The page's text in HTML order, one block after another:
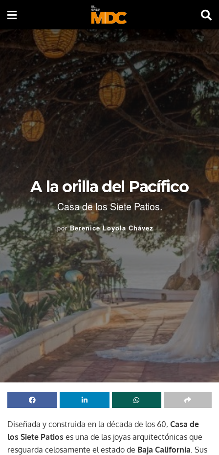
A la orilla del Pacífico
Casa de los Siete Patios.
por Berenice Loyola Chávez
Diseñada y construida en la década de los 60, Casa de
los Siete Patios es una de las joyas arquitectónicas que
resguarda celosamente el estado de Baja California. Sus